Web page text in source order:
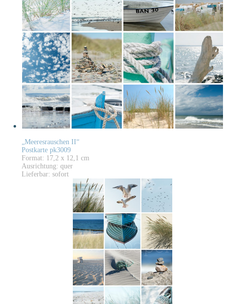
„Meeresrauschen II“
Postkarte pk3009
Format: 17,2 x 12,1 cm
Ausrichtung: quer
Lieferbar: sofort